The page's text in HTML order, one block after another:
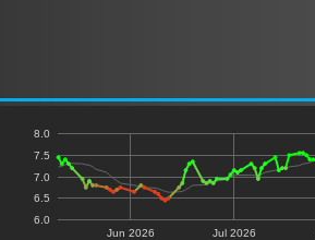
Jun 2026 Jul 2026
6.0
6.5
7.0
7.5
8.0